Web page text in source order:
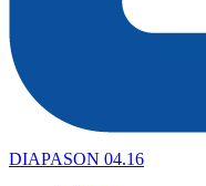
DIAPASON 04.16